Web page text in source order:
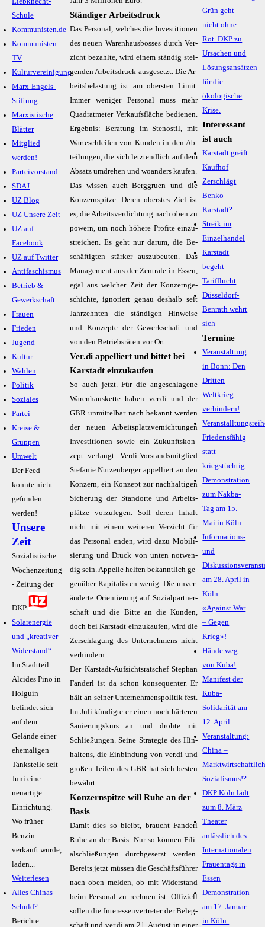
Schule
Kommunisten.de
Kommunisten
TV
Kulturvereinigung
Marx-Engels-
Stiftung
Marxistische
Blätter
Mitglied
werden!
Parteivorstand
SDAJ
UZ Blog
UZ Unsere Zeit
UZ auf
Facebook
UZ auf Twitter
Antifaschismus
Betrieb &
Gewerkschaft
Frauen
Frieden
Jugend
Kultur
Wahlen
Politik
Soziales
Partei
Kreise &
Gruppen
Umwelt
Der Feed
konnte nicht
gefunden
werden!
Unsere
Zeit
Sozialistische
Wochenzeitung
- Zeitung der
DKP
Solarenergie
und „kreativer
Widerstand“
Im Stadtteil
Alcides Pino in
Holguín
befindet sich
auf dem
Gelände einer
ehemaligen
Tankstelle seit
Juni eine
neuartige
Einrichtung.
Wo früher
Benzin
verkauft wurde,
laden...
Weiterlesen
Alles Chinas
Schuld?
Berichte
Ständiger Arbeitsdruck
Das Per­so­nal, wel­ches die In­ves­ti­tio­nen
des neu­en Wa­ren­haus­bos­ses durch Ver­
zicht be­zahl­te, wird ei­nem stän­dig stei­
gen­den Ar­beits­druck aus­ge­setzt. Die Ar­
beits­be­las­tung ist am obers­ten Li­mit.
Im­mer we­ni­ger Per­so­nal muss mehr
Qua­drat­me­ter Ver­kaufs­flä­che be­die­nen.
Er­geb­nis: Be­ra­tung im Ste­nos­t­il, mit
War­te­schlei­fen von Kun­den in den Ab­
tei­lun­gen, die sich letzt­end­lich auf dem
Ab­satz um­dre­hen und wo­an­ders kau­fen.
Das wis­sen auch Berg­gru­en und die
Kon­zern­spit­ze. De­ren obers­tes Ziel ist
es, die Ar­beits­ver­dich­tung nach oben zu
powern, um noch hö­he­re Pro­fi­te ein­zu­
strei­chen. Es geht nur dar­um, die Be­
schäf­tig­ten stär­ker aus­zu­beu­ten. Das
Ma­nage­ment aus der Zen­tra­le in Es­sen,
egal aus wel­cher Zeit der Kon­zern­ge­
schich­te, igno­riert ge­nau des­halb seit
Jahr­zehn­ten die stän­di­gen Hin­wei­se
und Kon­zep­te der Ge­werk­schaft und
von den Be­triebs­rä­ten vor Ort.
Ver.di appelliert und bittet bei
Karstadt einzukaufen
So auch jetzt. Für die an­ge­schla­ge­ne
Wa­ren­haus­ket­te ha­ben ver.di und der
GBR un­mit­tel­bar nach be­kannt wer­den
der neu­en Ar­beits­platz­ver­nich­tun­gen
In­ves­ti­tio­nen so­wie ein Zu­kunfts­kon­
zept ver­langt. Ver­di-Vor­stands­mit­glied
Ste­fa­nie Nut­zen­ber­ger ap­pel­liert an den
Kon­zern, ein Kon­zept zur nach­hal­ti­gen
Si­che­rung der Stand­or­te und Ar­beits­
plät­ze vor­zu­le­gen. Soll de­ren In­halt
nicht mit ei­nem wei­te­ren Ver­zicht für
das Per­so­nal en­den, wird da­zu Mo­bi­li­
sie­rung und Druck von un­ten not­wen­
dig sein. Ap­pel­le hel­fen be­kannt­lich ge­
gen­über Ka­pi­ta­lis­ten we­nig. Die un­ver­
än­der­te Ori­en­tie­rung auf So­zi­al­part­ner­
schaft und die Bit­te an die Kun­den,
doch bei Kar­stadt ein­zu­kau­fen, wird die
Zer­schla­gung des Un­ter­neh­mens nicht
ver­hin­dern.
Der Kar­stadt-Auf­sichts­rats­chef Ste­phan
Fan­derl ist da schon kon­se­quen­ter. Er
hält an sei­ner Un­ter­neh­mens­po­li­tik fest.
Im Ju­li kün­dig­te er ei­nen noch här­te­ren
Sa­nie­rungs­kurs an und droh­te mit
Schlie­ßun­gen. Sei­ne Stra­te­gie des Hin­
hal­tens, die Ein­bin­dung von ver.di und
gro­ßen Tei­len des GBR hat sich bes­ten
be­währt.
Konzernspitze will Ruhe an der
Basis
Da­mit dies so bleibt, braucht Fan­derl
Ru­he an der Ba­sis. Nur so kön­nen Fi­li­
al­schlie­ßun­gen durch­ge­setzt wer­den.
Be­reits jetzt müs­sen die Ge­schäfts­füh­rer
nach oben mel­den, ob mit Wi­der­stand
beim Per­so­nal zu rech­nen ist. Of­fi­zi­ell
sol­len die In­ter­es­sen­ver­tre­ter der Be­leg­
Interessant
ist auch
Karstadt greift
Kaufhof
Zerschlägt
Benko
Karstadt?
Streik im
Einzelhandel
Karstadt
begeht
Tarifflucht
Düsseldorf-
Benrath wehrt
sich
Termine
Veranstaltung
in Bonn: Den
Dritten
Weltkrieg
verhindern!
Friedensfähig
statt
kriegstüchtig
Demonstration
zum Nakba-
Tag am 15.
Mai in Köln
Informations-
und
am 28. April in
Köln:
«Against War
– Gegen
Krieg»!
Hände weg
von Kuba!
Manifest der
Kuba-
Solidarität am
12. April
Veranstaltung:
China –
Sozialismus!?
DKP Köln lädt
zum 8. März
Theater
anlässlich des
Internationalen
Frauentags in
Essen
Demonstration
am 17. Januar
in Köln: